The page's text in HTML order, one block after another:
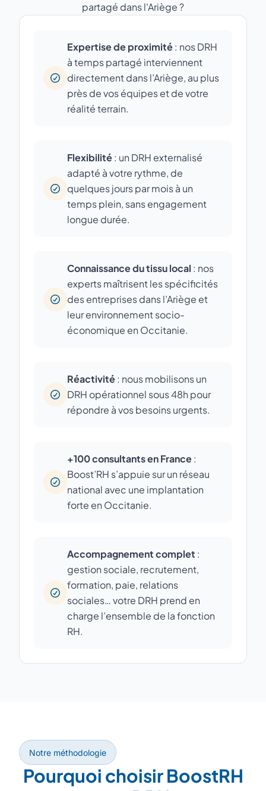
partagé dans l'Ariège ?
Expertise de proximité: nos DRH
à temps partagé interviennent
directement dans l’Ariège, au plus
près de vos équipes et de votre
réalité terrain.
Flexibilité: un DRH externalisé
adapté à votre rythme, de
quelques jours par mois à un
temps plein, sans engagement
longue durée.
Connaissance du tissu local : nos
experts maîtrisent les spécificités
des entreprises dans l’Ariège et
leur environnement socio-
économique en Occitanie.
Réactivité: nous mobilisons un
DRH opérationnel sous 48h pour
répondre à vos besoins urgents.
+100 consultants en France:
Boost’RH s’appuie sur un réseau
national avec une implantation
forte en Occitanie.
Accompagnement complet :
gestion sociale, recrutement,
formation, paie, relations
sociales… votre DRH prend en
charge l’ensemble de la fonction
RH.
Notre méthodologie
Pourquoi choisir BoostRH